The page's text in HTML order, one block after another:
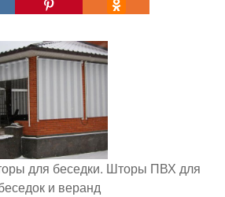
для беседки. Шторы ПВХ для
и веранд